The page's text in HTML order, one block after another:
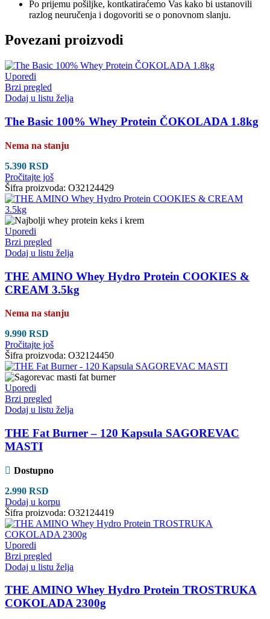
Po prijemu pošiljke, kontkatiraćemo Vas kako bi ustanovili
razlog neuručenja i dogovoriti se o ponovnom slanju.
Povezani proizvodi
Uporedi
Brzi pregled
Dodaj u listu želja
The Basic 100% Whey Protein ČOKOLADA 1.8kg
Nema na stanju
5.390 RSD
Pročitajte još
Šifra proizvoda: O32124429
Uporedi
Brzi pregled
Dodaj u listu želja
THE AMINO Whey Hydro Protein COOKIES &
CREAM 3.5kg
Nema na stanju
9.990 RSD
Pročitajte još
Šifra proizvoda: O32124450
Uporedi
Brzi pregled
Dodaj u listu želja
THE Fat Burner – 120 Kapsula SAGOREVAC
MASTI
Dostupno
2.990 RSD
Dodaj u korpu
Šifra proizvoda: O32124419
Uporedi
Brzi pregled
Dodaj u listu želja
THE AMINO Whey Hydro Protein TROSTRUKA
COKOLADA 2300g